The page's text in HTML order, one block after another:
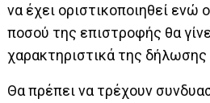
να έχει οριστικοποιηθεί ενώ
ποσού της επιστροφής θα
χαρακτηριστικά της
Θα πρέπει να τρέχουν